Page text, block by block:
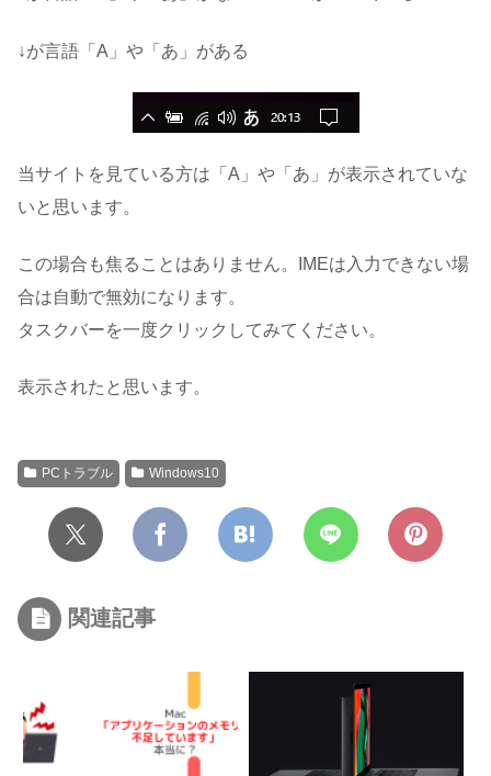
↓が言語「A」や「あ」がある
当サイトを見ている方は「A」や「あ」が表示されていな
いと思います。
この場合も焦ることはありません。IMEは入力できない場
合は自動で無効になります。
タスクバーを一度クリックしてみてください。
表示されたと思います。
PCトラブル Windows10
関連記事